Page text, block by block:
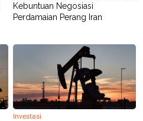
Kebuntuan Negosiasi
Perdamaian Perang Iran
Investasi